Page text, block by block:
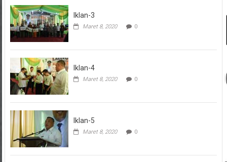
Iklan-3
Maret 8, 2020 0
Iklan-4
Maret 8, 2020 0
Iklan-5
Maret 8, 2020 0